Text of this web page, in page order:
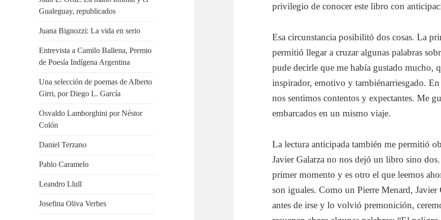
Gualeguay, republicados
Juana Bignozzi: La vida en serio
Entrevista a Camilo Ballena, Premio
de Poesía Indígena Argentina
Una selección de poemas de Alberto
Girri, por Diego L. García
Osvaldo Lamborghini por Néstor
Colón
Daniel Terzano
Pablo Caramelo
Leandro Llull
Josefina Oliva Verbes
privilegio de conocer este libro con
Esa circunstancia posibilitó dos cosas. La
permitió llegar a cruzar algunas palabras
pude decirle que me había gustado mucho,
inspirador, emotivo y tambiénarriesgado. En
nos sentimos contentos y expectantes. Me
embarcados en un mismo viaje.
La lectura anticipada también me permitió
Javier Galarza no nos dejó un libro sino
primer momento y es otro el que leemos
son iguales. Como un Pierre Menard,
antes de irse y lo volvió premonición,